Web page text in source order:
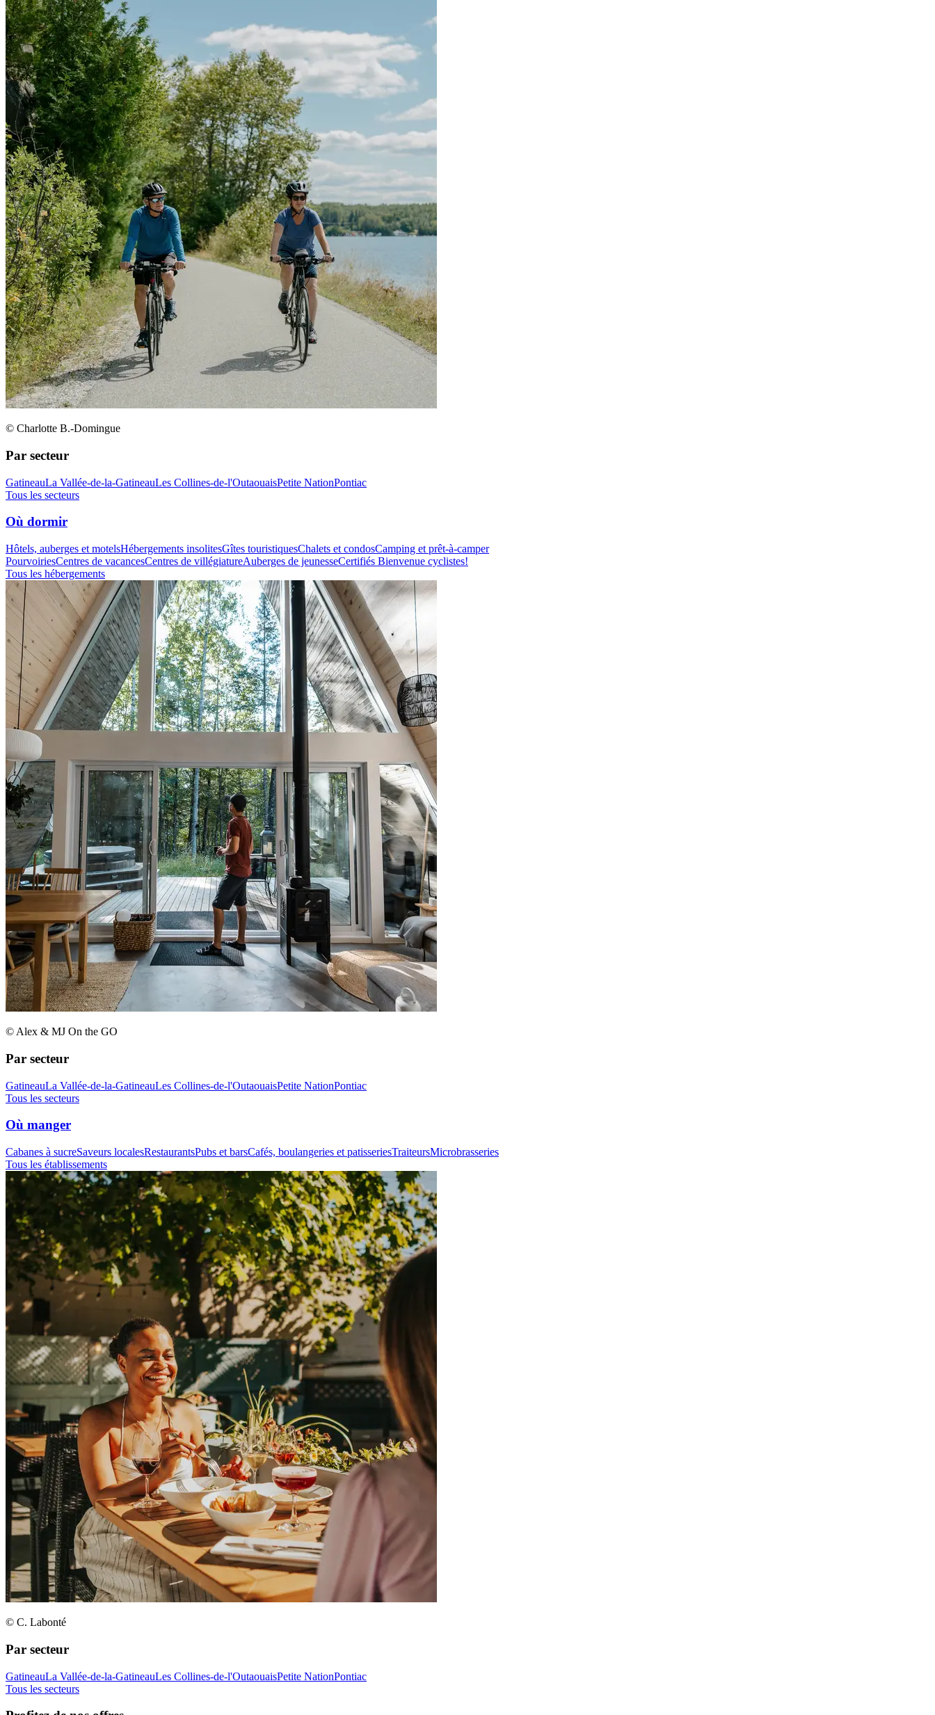
© Charlotte B.-Domingue
Par secteur
GatineauLa Vallée-de-la-GatineauLes Collines-de-l'OutaouaisPetite NationPontiac
Tous les secteurs
Où dormir
Hôtels, auberges et motelsHébergements insolitesGîtes touristiquesChalets et condosCamping et prêt-à-camper
PourvoiriesCentres de vacancesCentres de villégiatureAuberges de jeunesseCertifiés Bienvenue cyclistes!
Tous les hébergements
© Alex & MJ On the GO
Par secteur
GatineauLa Vallée-de-la-GatineauLes Collines-de-l'OutaouaisPetite NationPontiac
Tous les secteurs
Où manger
Cabanes à sucreSaveurs localesRestaurantsPubs et barsCafés, boulangeries et patisseriesTraiteursMicrobrasseries
Tous les établissements
© C. Labonté
Par secteur
GatineauLa Vallée-de-la-GatineauLes Collines-de-l'OutaouaisPetite NationPontiac
Tous les secteurs